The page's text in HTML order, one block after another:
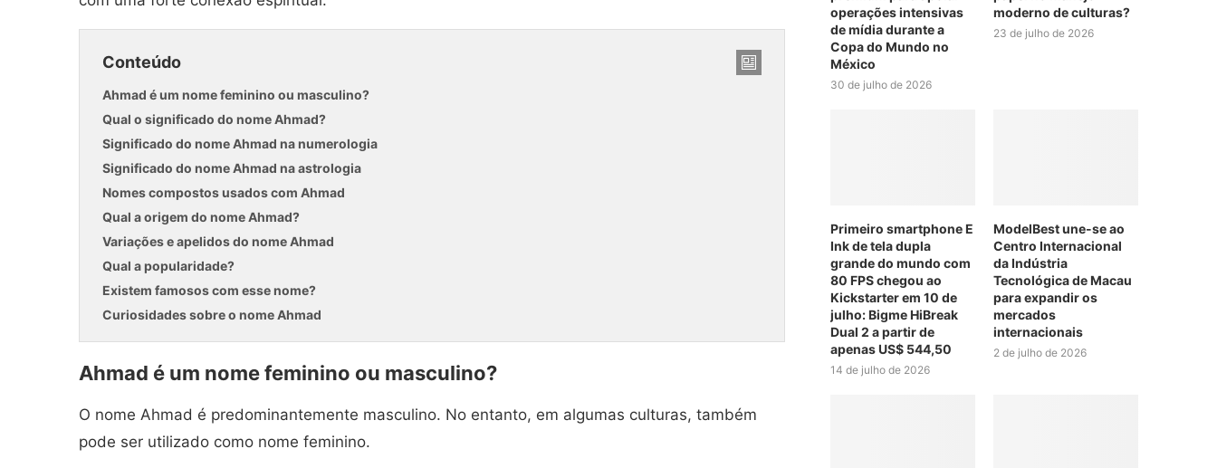
Conteúdo
Ahmad é um nome feminino ou masculino?
Qual o significado do nome Ahmad?
Significado do nome Ahmad na numerologia
Significado do nome Ahmad na astrologia
Nomes compostos usados com Ahmad
Qual a origem do nome Ahmad?
Variações e apelidos do nome Ahmad
Qual a popularidade?
Existem famosos com esse nome?
Curiosidades sobre o nome Ahmad
Ahmad é um nome feminino ou masculino?
O nome Ahmad é predominantemente masculino. No entanto, em algumas culturas, também
pode ser utilizado como nome feminino.
operações intensivas
de mídia durante a
Copa do Mundo no
México
30 de julho de 2026
moderno de culturas?
23 de julho de 2026
Primeiro smartphone E
Ink de tela dupla
grande do mundo com
80 FPS chegou ao
Kickstarter em 10 de
julho: Bigme HiBreak
Dual 2 a partir de
apenas US$ 544,50
14 de julho de 2026
ModelBest une-se ao
Centro Internacional
da Indústria
Tecnológica de Macau
para expandir os
mercados
internacionais
2 de julho de 2026